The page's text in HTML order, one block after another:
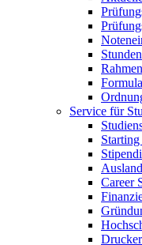
Service für
Career